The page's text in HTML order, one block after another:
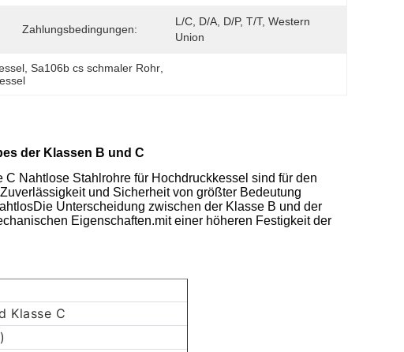
Zahlungsbedingungen:
L/C, D/A, D/P, T/T, Western
Union
, Sa106b cs schmaler Rohr
der Klassen B und C
Nahtlose Stahlrohre für Hochdruckkessel sind für den
und Sicherheit von größter Bedeutung
Unterscheidung zwischen der Klasse B und der
Eigenschaften.mit einer höheren Festigkeit der
Klasse C